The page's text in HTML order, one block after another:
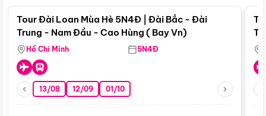
Tour Đài Loan Mùa Hè 5N4Đ | Đài Bắc - Đài
Trung - Nam Đầu - Cao Hùng ( Bay Vn)
Hồ Chí Minh 5N4Đ
13/08 12/09 01/10